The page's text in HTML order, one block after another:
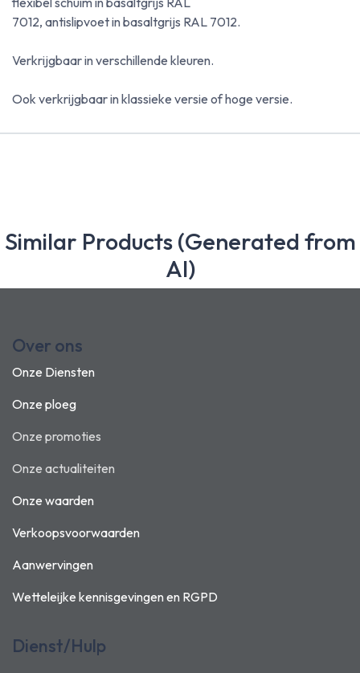
7012, antislipvoet in basaltgrijs RAL 7012.
Verkrijgbaar in verschillende kleuren.
Ook verkrijgbaar in klassieke versie of hoge versie.
Similar Products (Generated from
AI)
Over ons
Onze Diensten
Onze ploeg
Onze promoties
Onze actualiteiten
Onze waarden
Verkoopsvoorwaarden
Aanwervingen
Wetteleijke kennisgevingen en RGPD
Dienst/Hulp